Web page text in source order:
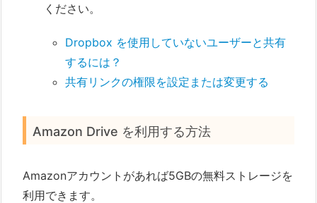
ください。
Dropbox を使用していないユーザーと共有
するには？
共有リンクの権限を設定または変更する
Amazon Drive を利用する方法
Amazonアカウントがあれば5GBの無料ストレージを
利用できます。